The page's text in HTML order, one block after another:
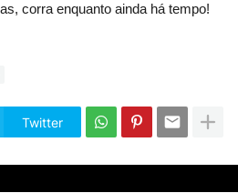
corra enquanto ainda há tempo!
Twitter